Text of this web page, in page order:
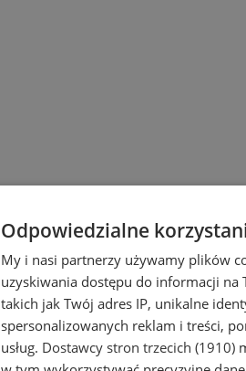
Odpowiedzialne
My i nasi partnerzy używamy plików
uzyskiwania dostępu do informacji
takich jak Twój adres IP, unikalne
spersonalizowanych reklam i treści,
usług. Dostawcy stron trzecich (1910)